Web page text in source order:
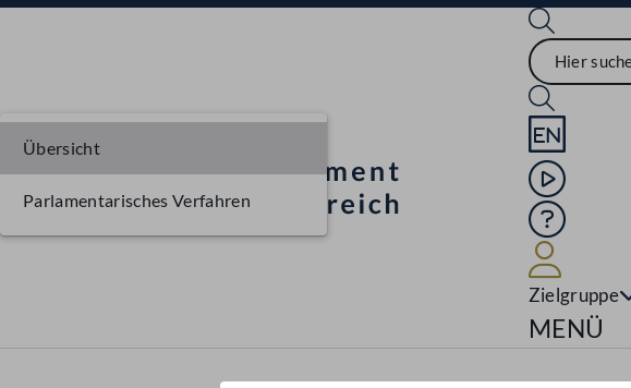
Sprache
Mediathek
Hilfe
Zielgruppe
MENÜ
Übersicht
Parlamentarisches Verfahren